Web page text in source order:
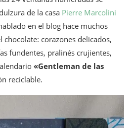
de la casa Pierre Marcolini
en el blog hace muchos
chocolate: corazones delicados,
fundentes, pralinés crujientes,
«Gentleman de las
reciclable.